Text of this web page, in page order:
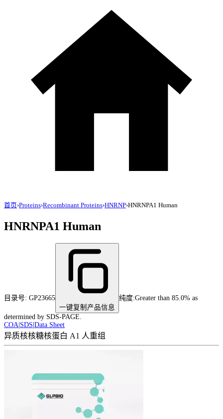
首页›Proteins›Recombinant Proteins›HNRNP›HNRNPA1 Human
HNRNPA1 Human
目录号: GP23665
一键复制产品信息
纯度:Greater than 85.0% as
determined by SDS-PAGE.
COA SDS Data Sheet
异质核核糖核蛋白 A1 人重组